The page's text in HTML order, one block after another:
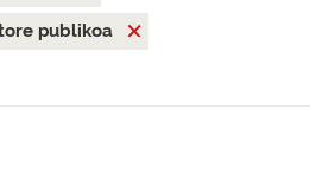
publikoa